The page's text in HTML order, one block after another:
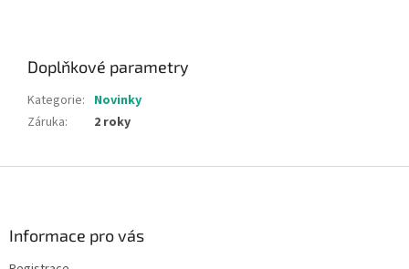
Doplňkové parametry
Kategorie: Novinky
Záruka: 2 roky
Informace pro vás